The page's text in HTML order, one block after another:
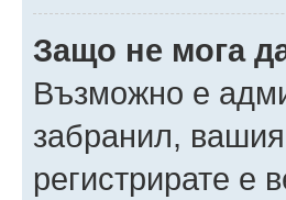
Защо не мога
Възможно е
забранил,
регистрирате е